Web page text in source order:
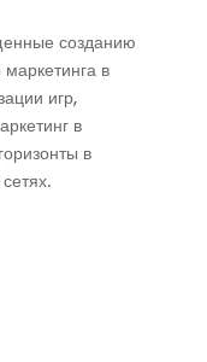
созданию
в
игр,
в
в